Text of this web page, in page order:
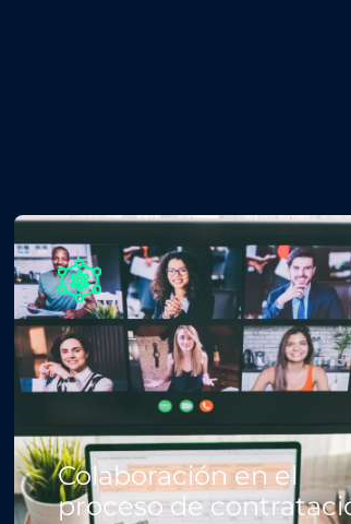
Colaboración en el
proceso de